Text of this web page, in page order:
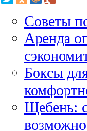
Советы
Аренда
Боксы
Щебень: